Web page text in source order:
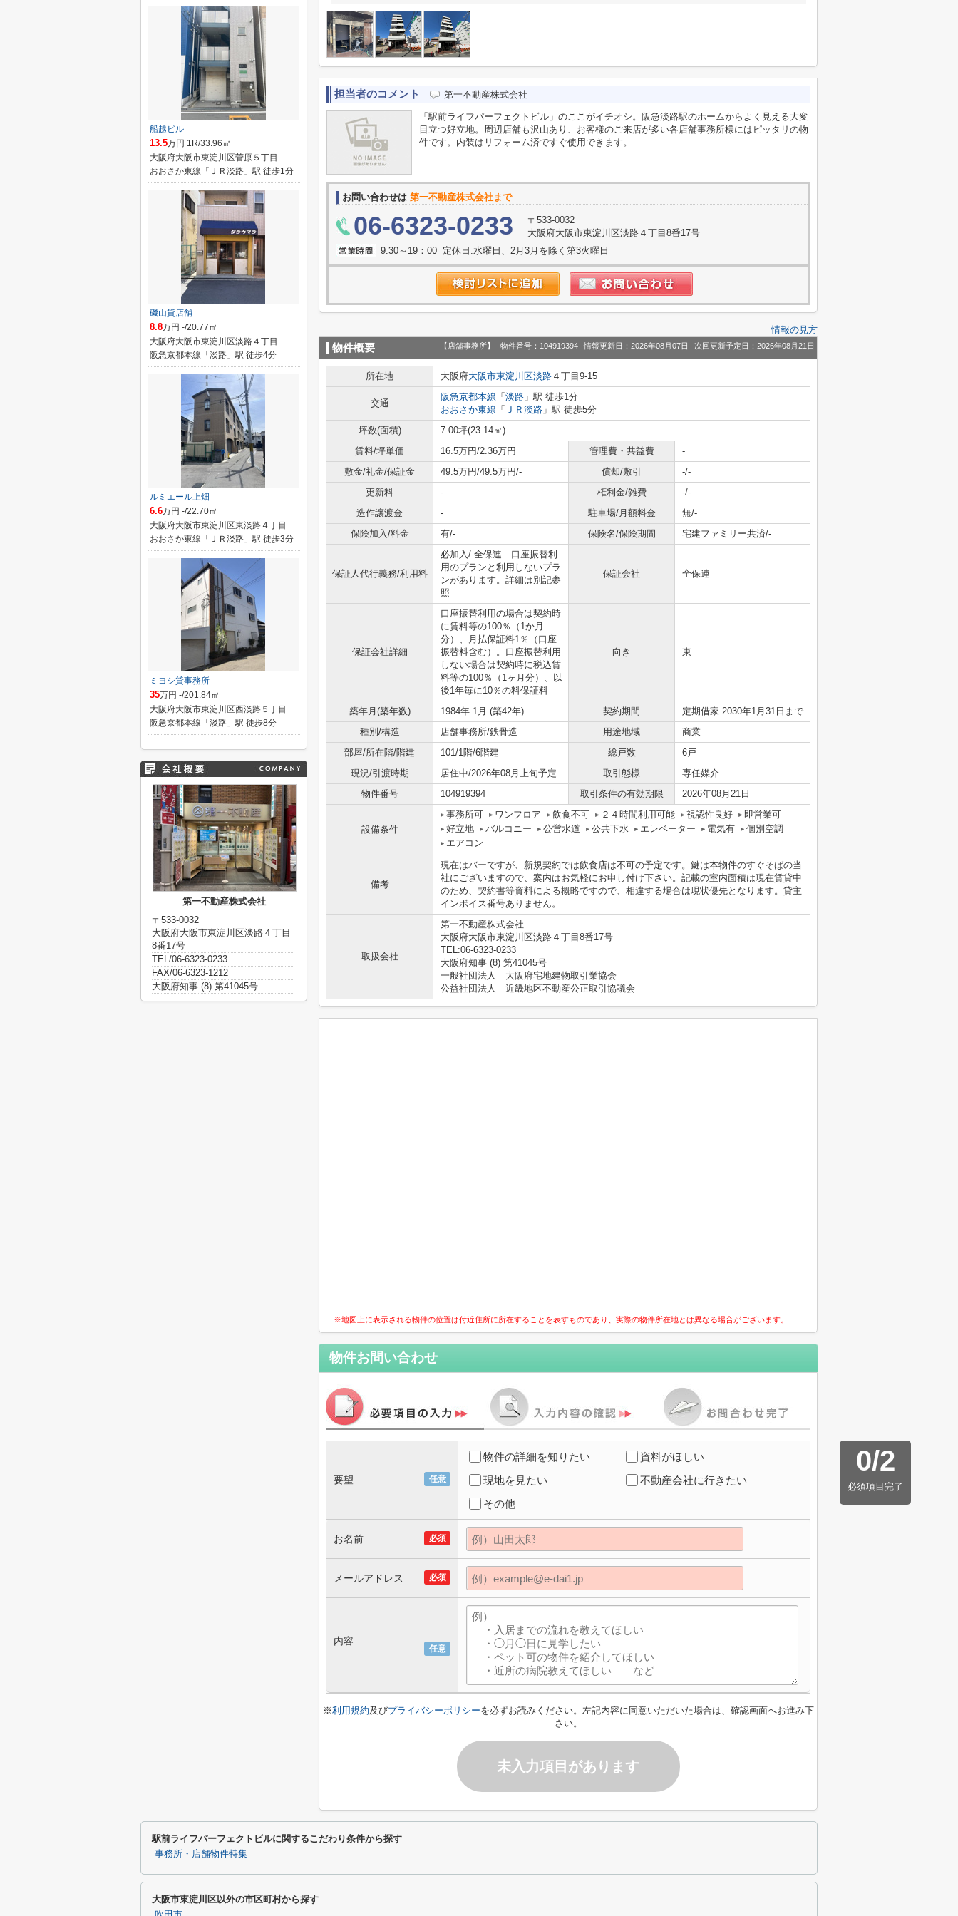
担当者のコメント 第一不動産株式会社
「駅前ライフパーフェクトビル」のここがイチオシ。阪急淡路駅のホームからよく見える大変
目立つ好立地。周辺店舗も沢山あり、お客様のご来店が多い各店舗事務所様にはピッタリの物
件です。内装はリフォーム済ですぐ使用できます。
お問い合わせは 第一不動産株式会社まで
06-6323-0233
〒533-0032
大阪府大阪市東淀川区淡路４丁目8番17号
9:30～19：00 定休日:水曜日、2月3月を除く第3火曜日
情報の見方
物件概要 【店舗事務所】 物件番号：104919394 情報更新日：2026年08月07日 次回更新予定日：2026年08月21日
所在地 大阪府大阪市東淀川区淡路 ４丁目9-15
交通
阪急京都本線 「 淡路 」駅 徒歩1分
おおさか東線 「 ＪＲ淡路 」駅 徒歩5分
坪数(面積)
7.00坪(23.14㎡)
賃料/坪単価
16.5万円/2.36万円 管理費・共益費
-
敷金/礼金/保証金
49.5万円/49.5万円/- 償却/敷引
-/-
更新料
- 権利金/雑費
-/-
造作譲渡金
- 駐車場/月額料金
無/-
保険加入/料金
有/- 保険名/保険期間 宅建ファミリー共済/-
保証人代行義務/利用料
必加入/ 全保連 口座振替利
用のプランと利用しないプラ
ンがあります。詳細は別記参
照
保証会社 全保連
保証会社詳細
口座振替利用の場合は契約時
に賃料等の100％（1か月
分）、月払保証料1％（口座
振替料含む）。口座振替利用
しない場合は契約時に税込賃
料等の100％（1ヶ月分）、以
後1年毎に10％の料保証料
向き 東
築年月(築年数) 1984年 1月 (築42年) 契約期間
定期借家 2030年1月31日まで
種別/構造
店舗事務所/鉄骨造 用途地域
商業
部屋/所在階/階建
101/1階/6階建 総戸数
6戸
現況/引渡時期
居住中/2026年08月上旬予定 取引態様
専任媒介
物件番号
104919394 取引条件の有効期限 2026年08月21日
設備条件
事務所可 ワンフロア 飲食不可 ２４時間利用可能 視認性良好
即営業可
好立地
バルコニー 公営水道 公共下水 エレベーター 電気有
個別空調
エアコン
備考
現在はバーですが、新規契約では飲食店は不可の予定です。鍵は本物件のすぐそばの当
社にございますので、案内はお気軽にお申し付け下さい。記載の室内面積は現在賃貸中
のため、契約書等資料による概略ですので、相違する場合は現状優先となります。貸主
インボイス番号ありません。
取扱会社
第一不動産株式会社
大阪府大阪市東淀川区淡路４丁目8番17号
TEL:06-6323-0233
大阪府知事 (8) 第41045号
一般社団法人 大阪府宅地建物取引業協会
公益社団法人 近畿地区不動産公正取引協議会
※地図上に表示される物件の位置は付近住所に所在することを表すものであり、実際の物件所在地とは異なる場合がございます。
物件お問い合わせ
0/2
必須項目完了
任意
要望
物件の詳細を知りたい
資料がほしい
現地を見たい
不動産会社に行きたい
その他
必須
お名前
必須
メールアドレス
任意
内容
※利用規約及びプライバシーポリシーを必ずお読みください。左記内容に同意いただいた場合は、確認画面へお進み下
さい。
未入力項目があります
船越ビル
13.5万円 1R/33.96㎡
大阪府大阪市東淀川区菅原５丁目
おおさか東線「ＪＲ淡路」駅 徒歩1分
磯山貸店舗
8.8万円 -/20.77㎡
大阪府大阪市東淀川区淡路４丁目
阪急京都本線「淡路」駅 徒歩4分
ルミエール上畑
6.6万円 -/22.70㎡
大阪府大阪市東淀川区東淡路４丁目
おおさか東線「ＪＲ淡路」駅 徒歩3分
ミヨシ貸事務所
35万円 -/201.84㎡
大阪府大阪市東淀川区西淡路５丁目
阪急京都本線「淡路」駅 徒歩8分
第一不動産株式会社
〒533-0032
大阪府大阪市東淀川区淡路４丁目
8番17号
TEL/06-6323-0233
FAX/06-6323-1212
大阪府知事 (8) 第41045号
駅前ライフパーフェクトビルに関するこだわり条件から探す
事務所・店舗物件特集
大阪市東淀川区以外の市区町村から探す